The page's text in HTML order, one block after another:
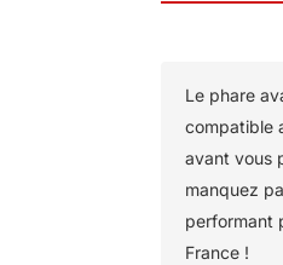
Le phare
compatible
avant vous
manquez
performant
France !